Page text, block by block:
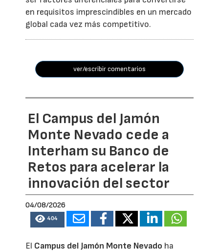
en requisitos imprescindibles en un mercado
global cada vez más competitivo.
ver/escribir comentarios
El Campus del Jamón
Monte Nevado cede a
Interham su Banco de
Retos para acelerar la
innovación del sector
04/08/2026
404
El Campus del Jamón Monte Nevado ha